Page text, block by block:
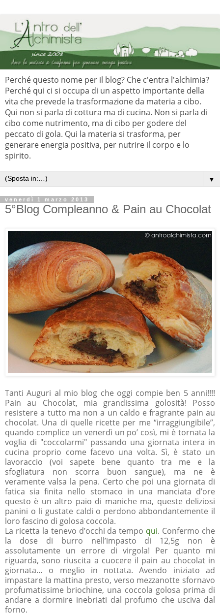
Perché questo nome per il blog? Che c'entra l'alchimia?
Perché qui ci si occupa di un aspetto importante della
vita che prevede la trasformazione da materia a cibo.
Qui non si parla di cottura ma di cucina. Non si parla di
cibo come nutrimento, ma di cibo per godere del
peccato di gola. Qui la materia si trasforma, per
generare energia positiva, per nutrire il corpo e lo
spirito.
▼
venerdì 1 marzo 2013
5°Blog Compleanno & Pain au Chocolat
Tanti Auguri al mio blog che oggi compie ben 5 anni!!!!
Pain au Chocolat, mia grandissima golosità! Posso
resistere a tutto ma non a un caldo e fragrante pain au
chocolat. Una di quelle ricette per me “irraggiungibile”,
quando complice un venerdì un po’ così, mi è tornata la
voglia di "coccolarmi" passando una giornata intera in
cucina proprio come facevo una volta. Sì, è stato un
lavoraccio (voi sapete bene quanto tra me e la
sfogliatura non scorra buon sangue), ma ne è
veramente valsa la pena. Certo che poi una giornata di
fatica sia finita nello stomaco in una manciata d’ore
questo è un altro paio di maniche ma, queste deliziosi
panini o li gustate caldi o perdono abbondantemente il
loro fascino di golosa coccola.
La ricetta la tenevo d’occhi da tempo qui. Confermo che
la dose di burro nell’impasto di 12,5g non è
assolutamente un errore di virgola! Per quanto mi
riguarda, sono riuscita a cuocere il pain au chocolat in
giornata… o meglio in nottata. Avendo iniziato ad
impastare la mattina presto, verso mezzanotte sfornavo
profumatissime briochine, una coccola golosa prima di
andare a dormire inebriati dal profumo che usciva dal
forno.